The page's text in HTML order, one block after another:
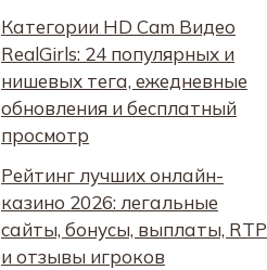
Категории HD Cam Видео
RealGirls: 24 популярных и
нишевых тега, ежедневные
обновления и бесплатный
просмотр
Рейтинг лучших онлайн-
казино 2026: легальные
сайты, бонусы, выплаты, RTP
и отзывы игроков